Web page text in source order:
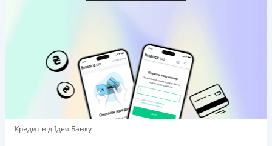
Бронзовий призер FinAwards 2026 «Найкраща програма
лояльності»
Перший займ
вiд 0,01%/день до 30 000 ₴
Повторний займ
Кредит від Ідея Банку